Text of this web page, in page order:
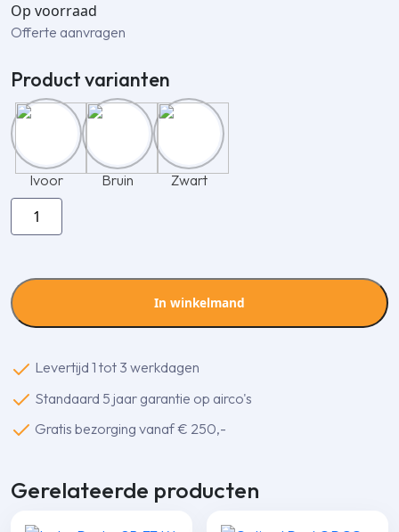
Op voorraad
Offerte aanvragen
Product varianten
Ivoor Bruin
Zwart
Inaba
Denko
W
T-
In winkelmand
Levertijd 1 tot 3 werkdagen
Standaard 5 jaar garantie op airco's
Gratis bezorging vanaf € 250,-
Gerelateerde producten